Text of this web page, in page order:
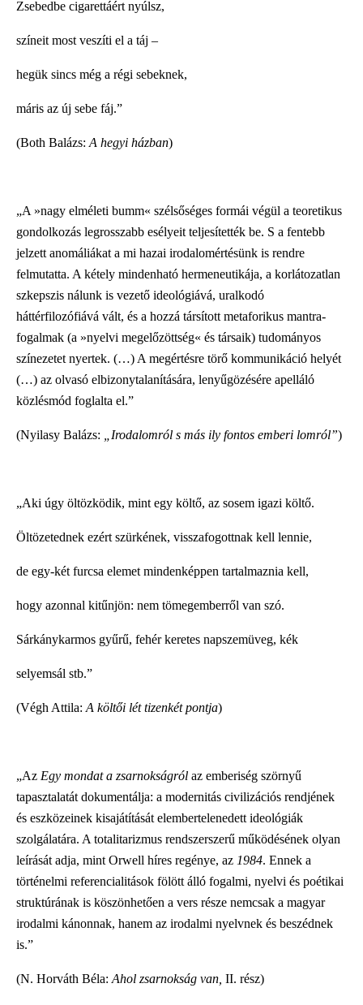
Zsebedbe cigarettáért nyúlsz,
színeit most veszíti el a táj –
hegük sincs még a régi sebeknek,
máris az új sebe fáj.”
(Both Balázs: A hegyi házban)
„A »nagy elméleti bumm« szélsőséges formái végül a teoretikus
gondolkozás legrosszabb esélyeit teljesítették be. S a fentebb
jelzett anomáliákat a mi hazai irodalomértésünk is rendre
felmutatta. A kétely mindenható hermeneutikája, a korlátozatlan
szkepszis nálunk is vezető ideológiává, uralkodó
háttérfilozófiává vált, és a hozzá társított metaforikus mantra-
fogalmak (a »nyelvi megelőzöttség« és társaik) tudományos
színezetet nyertek. (…) A megértésre törő kommunikáció helyét
(…) az olvasó elbizonytalanítására, lenyűgözésére apelláló
közlésmód foglalta el.”
(Nyilasy Balázs: „Irodalomról s más ily fontos emberi lomról”)
„Aki úgy öltözködik, mint egy költő, az sosem igazi költő.
Öltözetednek ezért szürkének, visszafogottnak kell lennie,
de egy-két furcsa elemet mindenképpen tartalmaznia kell,
hogy azonnal kitűnjön: nem tömegemberről van szó.
Sárkánykarmos gyűrű, fehér keretes napszemüveg, kék
selyemsál stb.”
(Végh Attila: A költői lét tizenkét pontja)
„Az Egy mondat a zsarnokságról az emberiség szörnyű
tapasztalatát dokumentálja: a modernitás civilizációs rendjének
és eszközeinek kisajátítását elembertelenedett ideológiák
szolgálatára. A totalitarizmus rendszerszerű működésének olyan
leírását adja, mint Orwell híres regénye, az 1984. Ennek a
történelmi referencialitások fölött álló fogalmi, nyelvi és poétikai
struktúrának is köszönhetően a vers része nemcsak a magyar
irodalmi kánonnak, hanem az irodalmi nyelvnek és beszédnek
is.”
(N. Horváth Béla: Ahol zsarnokság van, II. rész)